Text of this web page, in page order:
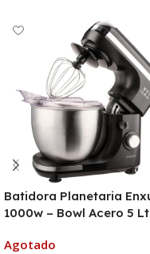
Batidora Planetaria
1000w – Bowl Acero 5
Agotado